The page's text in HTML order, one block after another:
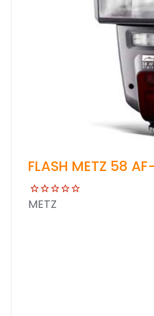
FLASH METZ 58
METZ